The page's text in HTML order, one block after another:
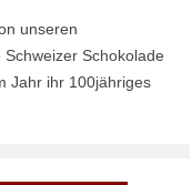
unseren
Schokolade
Jahr ihr 100jähriges